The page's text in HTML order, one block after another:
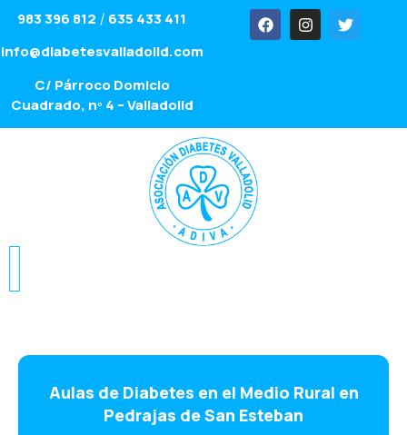
983 396 812 / 635 433 411
info@diabetesvalladolid.com
C/ Párroco Domicio
Cuadrado, nº 4 – Valladolid
Aulas de Diabetes en el Medio Rural en
Pedrajas de San Esteban